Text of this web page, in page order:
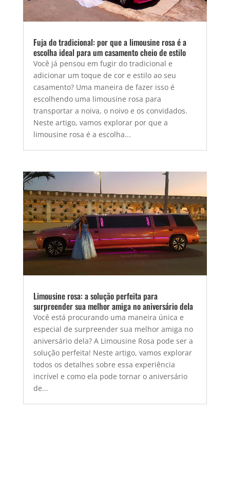
Fuja do tradicional: por que a limousine rosa é a
escolha ideal para um casamento cheio de estilo
Você já pensou em fugir do tradicional e
adicionar um toque de cor e estilo ao seu
casamento? Uma maneira de fazer isso é
escolhendo uma limousine rosa para
transportar a noiva, o noivo e os convidados.
Neste artigo, vamos explorar por que a
limousine rosa é a escolha...
Limousine rosa: a solução perfeita para
surpreender sua melhor amiga no aniversário dela
Você está procurando uma maneira única e
especial de surpreender sua melhor amiga no
aniversário dela? A Limousine Rosa pode ser a
solução perfeita! Neste artigo, vamos explorar
todos os detalhes sobre essa experiência
incrível e como ela pode tornar o aniversário
de...